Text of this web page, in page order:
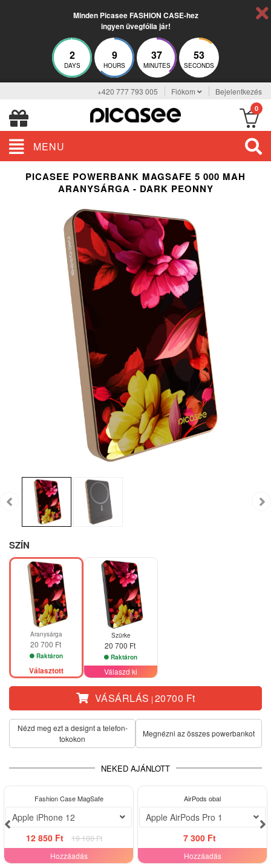
Minden Picasee FASHION CASE-hez
ingyen üvegfólia jár!
2
DAYS
9
HOURS
37
MINUTES
52
SECONDS
+420 777 793 005 Fiókom Bejelentkezés
0
MENU
PICASEE POWERBANK MAGSAFE 5 000 MAH
ARANYSÁRGA - DARK PEONNY
SZÍN
Aranysárga
20 700 Ft
Raktáron
Választott
Szürke
20 700 Ft
Raktáron
Válaszd ki
VÁSÁRLÁS | 20700 Ft
Nézd meg ezt a designt a telefon­
tokokon
Megnézni az összes powerbankot
NEKED AJÁNLOTT
Fashion Case MagSafe
Apple iPhone 12
12 850 Ft
19 100 Ft
Hozzáadás
AirPods obal
Apple AirPods Pro 1
7 300 Ft
Hozzáadás